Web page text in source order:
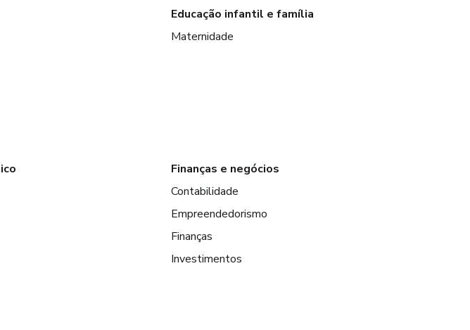
Educação infantil e família
Maternidade
Finanças e negócios
Contabilidade
Empreendedorismo
Finanças
Investimentos